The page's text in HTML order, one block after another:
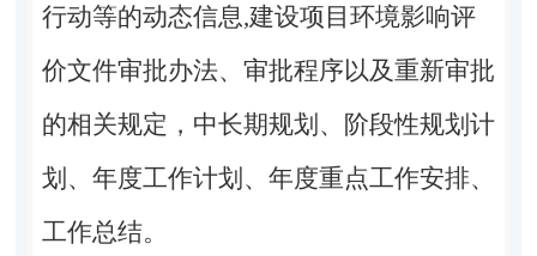
行动等的动态信息,建设项目环境影响评
价文件审批办法、审批程序以及重新审批
的相关规定，中长期规划、阶段性规划计
划、年度工作计划、年度重点工作安排、
工作总结。